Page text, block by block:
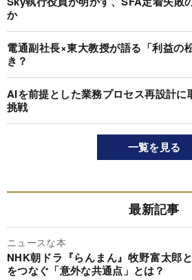
か
電通副社長×東大教授が語る「利益の
き？
AIを前提とした業務プロセス再設計
挑戦
一覧を見る
最新記事
ニュースな本
NHK朝ドラ『らんまん』牧野富太郎
をつなぐ「意外な共通点」とは？